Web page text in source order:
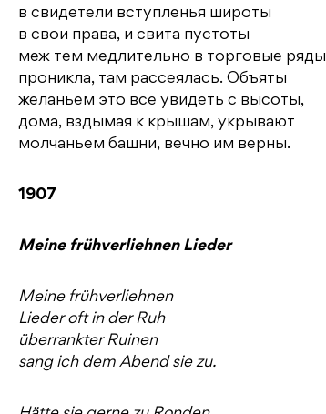
в свидетели вступленья широты
в свои права, и свита пустоты
меж тем медлительно в торговые ряды
проникла, там рассеялась. Объяты
желаньем это все увидеть с высоты,
дома, вздымая к крышам, укрывают
молчаньем башни, вечно им верны.
1907
Meine frühverliehnen Lieder
Meine frühverliehnen
Lieder oft in der Ruh
überrankter Ruinen
sang ich dem Abend sie zu.